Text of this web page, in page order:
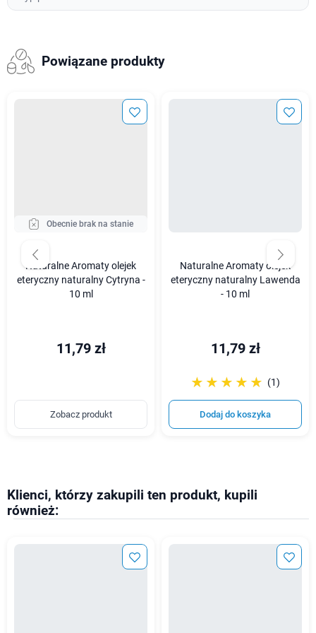
Powiązane produkty
Obecnie brak na stanie
Naturalne Aromaty olejek
eteryczny naturalny Cytryna -
10 ml
11,79 zł
Zobacz produkt
Naturalne Aromaty olejek
eteryczny naturalny Lawenda
- 10 ml
11,79 zł
☆☆☆☆☆
★★★★★ (1)
Dodaj do koszyka
Klienci, którzy zakupili ten produkt, kupili
również: